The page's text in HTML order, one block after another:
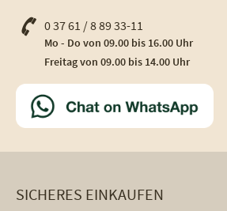
0 37 61 / 8 89 33-11
Mo - Do von 09.00 bis 16.00 Uhr
Freitag von 09.00 bis 14.00 Uhr
SICHERES EINKAUFEN